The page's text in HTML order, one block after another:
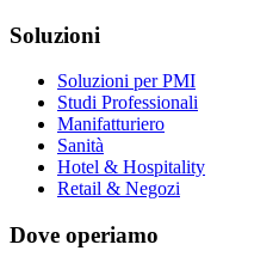
Soluzioni
Soluzioni per PMI
Studi Professionali
Manifatturiero
Sanità
Hotel & Hospitality
Retail & Negozi
Dove operiamo